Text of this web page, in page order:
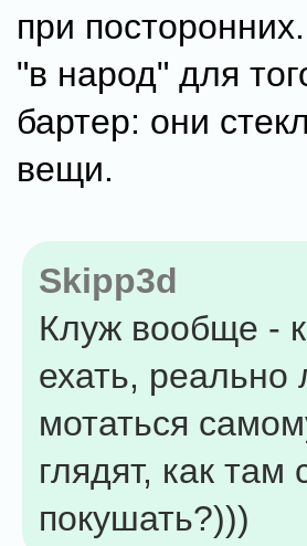
при
"в народ" для
бартер: они
вещи.
Skipp3d
Клуж вообще -
ехать, реально
мотаться
глядят, как там
покушать?)))